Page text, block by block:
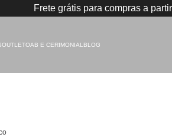
Ganhe 15% de
OUTLETOAB E CERIMONIAL BLOG